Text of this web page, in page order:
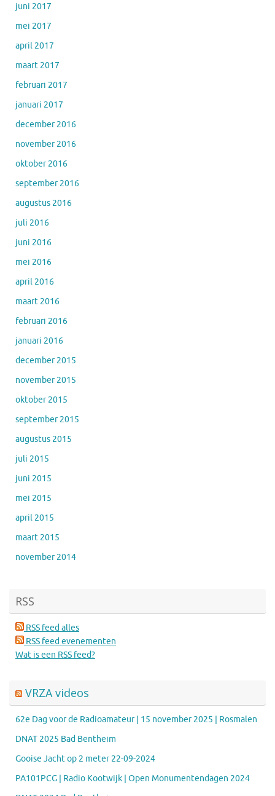
juni 2017
mei 2017
april 2017
maart 2017
februari 2017
januari 2017
december 2016
november 2016
oktober 2016
september 2016
augustus 2016
juli 2016
juni 2016
mei 2016
april 2016
maart 2016
februari 2016
januari 2016
december 2015
november 2015
oktober 2015
september 2015
augustus 2015
juli 2015
juni 2015
mei 2015
april 2015
maart 2015
november 2014
RSS
RSS feed alles
RSS feed evenementen
Wat is een RSS feed?
VRZA videos
62e Dag voor de Radioamateur | 15 november 2025 | Rosmalen
DNAT 2025 Bad Bentheim
Gooise Jacht op 2 meter 22-09-2024
PA101PCG | Radio Kootwijk | Open Monumentendagen 2024